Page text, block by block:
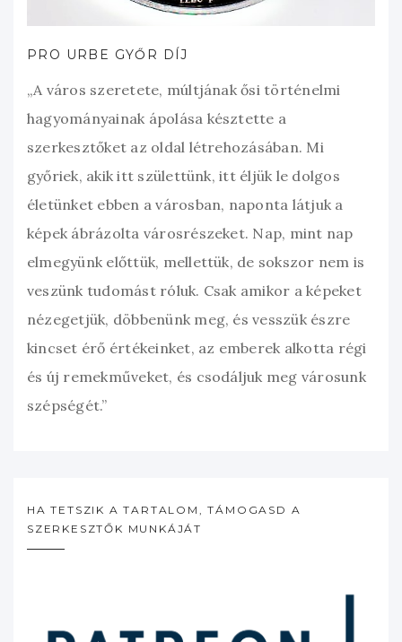
PRO URBE GYŐR DÍJ
„A város szeretete, múltjának ősi történelmi
hagyományainak ápolása késztette a
szerkesztőket az oldal létrehozásában. Mi
győriek, akik itt születtünk, itt éljük le dolgos
életünket ebben a városban, naponta látjuk a
képek ábrázolta városrészeket. Nap, mint nap
elmegyünk előttük, mellettük, de sokszor nem is
veszünk tudomást róluk. Csak amikor a képeket
nézegetjük, döbbenünk meg, és vesszük észre
kincset érő értékeinket, az emberek alkotta régi
és új remekműveket, és csodáljuk meg városunk
szépségét.”
HA TETSZIK A TARTALOM, TÁMOGASD A
SZERKESZTŐK MUNKÁJÁT